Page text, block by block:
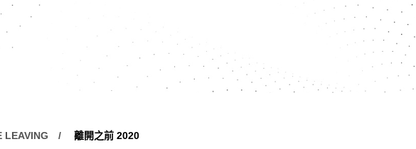
LEAVING 離開之前 2020